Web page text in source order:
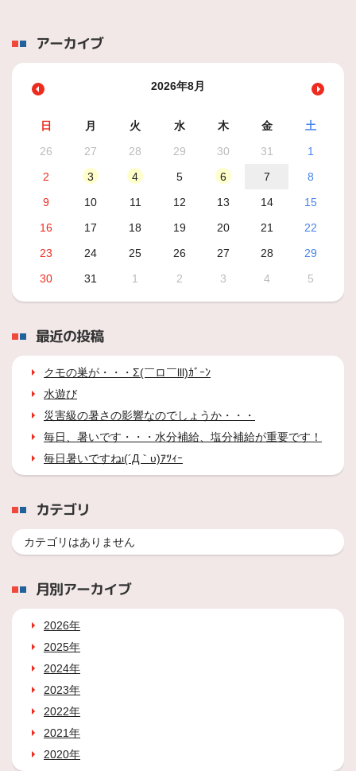
アーカイブ
2026年8月
日 月 火 水 木 金
土
26
27 28 29 30 31
1
2
3 4 5 6 7
8
9
10 11 12 13 14
15
16
17 18 19 20 21
22
23
24 25 26 27 28
29
30
31 1 2 3 4 5
最近の投稿
クモの巣が・・・Σ(￣ロ￣lll)ｶﾞｰﾝ
水遊び
災害級の暑さの影響なのでしょうか・・・
毎日、暑いです・・・水分補給、塩分補給が重要です！
毎日暑いですねι(´Д｀υ)ｱﾂｨｰ
カテゴリ
カテゴリはありません
月別アーカイブ
2026年
2025年
2024年
2023年
2022年
2021年
2020年